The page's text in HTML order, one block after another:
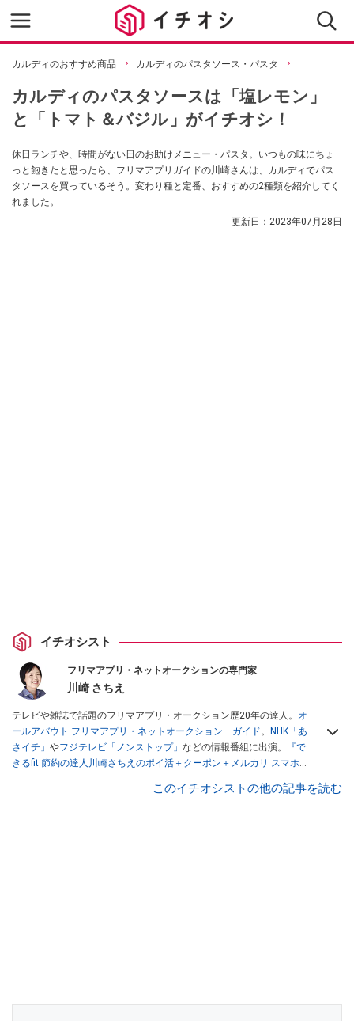
カルディのおすすめ商品 カルディのパスタソース・パスタ
カルディのパスタソースは「塩レモン」
と「トマト＆バジル」がイチオシ！
休日ランチや、時間がない日のお助けメニュー・パスタ。いつもの味にちょ
っと飽きたと思ったら、フリマアプリガイドの川崎さんは、カルディでパス
タソースを買っているそう。変わり種と定番、おすすめの2種類を紹介してく
れました。
更新日： 2023年07月28日
イチオシスト
フリマアプリ・ネットオークションの専門家
川崎 さちえ
テレビや雑誌で話題のフリマアプリ・オークション歴20年の達人。 オ
ールアバウト フリマアプリ・ネットオークション ガイド。
NHK「あ
さイチ」 やフジテレビ「ノンストップ」 などの情報番組に出演。
『で
きるfit 節約の達人川崎さちえのポイ活＋クーポン＋メルカリ スマホで
スマホ1つでスキマ時間に効率的に稼ぐ！』（翔泳社刊） ほか著書多
このイチオシストの他の記事を読む